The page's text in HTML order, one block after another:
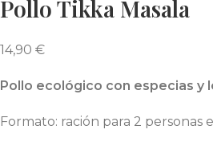
Pollo Tikka Masala
14,90 €
Pollo ecológico con especias y
Formato: ración para 2 personas